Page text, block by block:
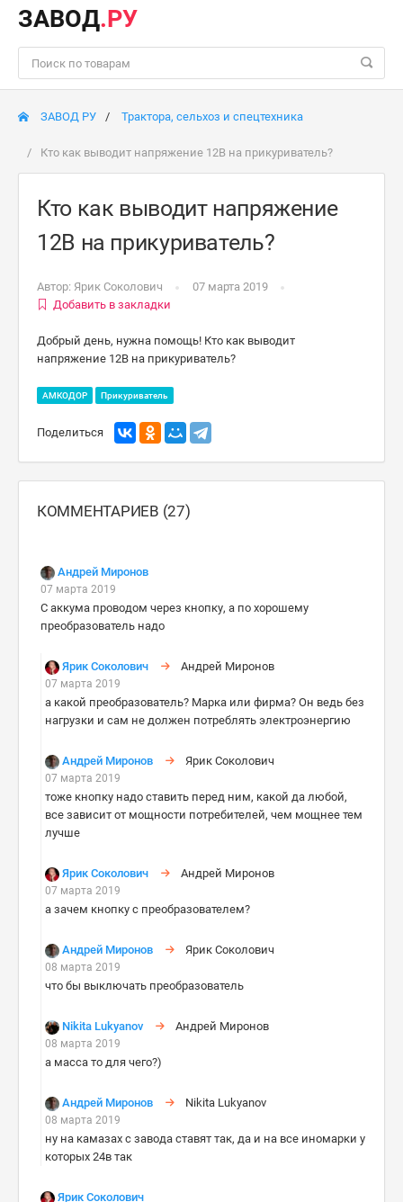
ЗАВОД.РУ
ЗАВОД РУ Трактора, сельхоз и спецтехника
Кто как выводит напряжение 12В на прикуриватель?
Кто как выводит напряжение
12В на прикуриватель?
Автор: Ярик Соколович
07 марта 2019
Добавить в закладки
Добрый день, нужна помощь! Кто как выводит
напряжение 12В на прикуриватель?
АМКОДОР Прикуриватель
Поделиться
КОММЕНТАРИЕВ (27)
Андрей Миронов
07 марта 2019
С аккума проводом через кнопку, а по хорошему
преобразователь надо
Ярик Соколович Андрей Миронов
07 марта 2019
а какой преобразователь? Марка или фирма? Он ведь без
нагрузки и сам не должен потреблять электроэнергию
Андрей Миронов Ярик Соколович
07 марта 2019
тоже кнопку надо ставить перед ним, какой да любой,
все зависит от мощности потребителей, чем мощнее тем
лучше
Ярик Соколович Андрей Миронов
07 марта 2019
а зачем кнопку с преобразователем?
Андрей Миронов Ярик Соколович
08 марта 2019
что бы выключать преобразователь
Nikita Lukyanov Андрей Миронов
08 марта 2019
а масса то для чего?)
Андрей Миронов Nikita Lukyanov
08 марта 2019
ну на камазах с завода ставят так, да и на все иномарки у
которых 24в так
Ярик Соколович